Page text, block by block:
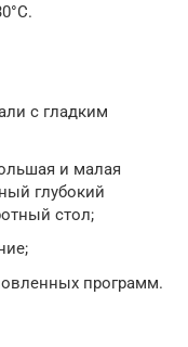
с гладким
и малая
глубокий
стол;
программ.